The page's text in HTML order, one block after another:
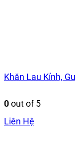
Khăn Lau Kính,
0out of 5
Liên Hệ